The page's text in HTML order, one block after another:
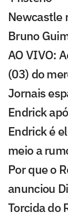
Newcastle
Bruno
AO VIVO:
(03) do
Jornais
Endrick
Endrick é
meio a
Por que o
anunciou
Torcida do